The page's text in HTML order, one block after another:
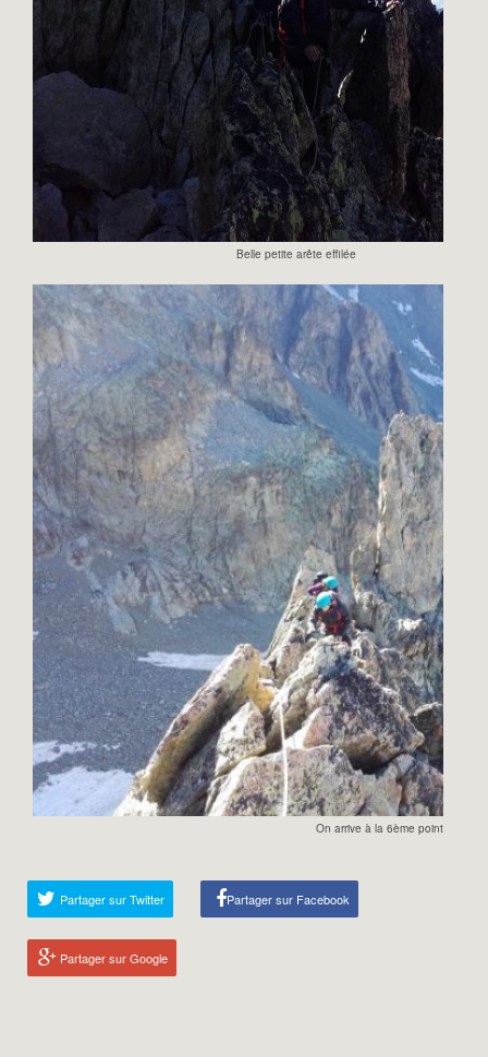
Belle petite arête effilée
On arrive à la 6ème pointe.
Partager sur Twitter Partager sur Facebook
Partager sur Google